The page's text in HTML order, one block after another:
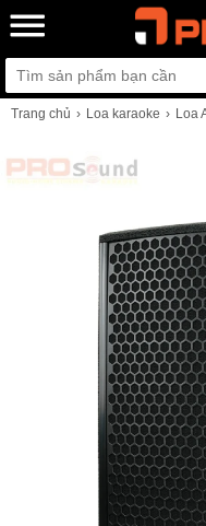
Trang chủ Loa karaoke Loa